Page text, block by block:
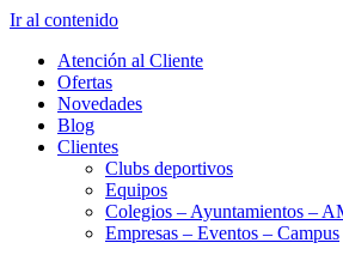
Ir al contenido
Atención al Cliente
Ofertas
Novedades
Blog
Clientes
Clubs deportivos
Equipos
Colegios – Ayuntamientos –
Empresas – Eventos – Campus